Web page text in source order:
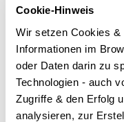
Cookie-Hinweis
Wir setzen Cookies &
Informationen im
oder Daten darin zu
Technologien - auch
Zugriffe & den Erfolg
analysieren, zur
über die
Zentrale und ihre
zu betrachten.
Download Volltext